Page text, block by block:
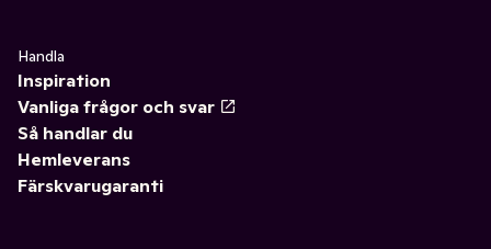
Handla
Inspiration
Vanliga frågor och svar
Så handlar du
Hemleverans
Färskvarugaranti